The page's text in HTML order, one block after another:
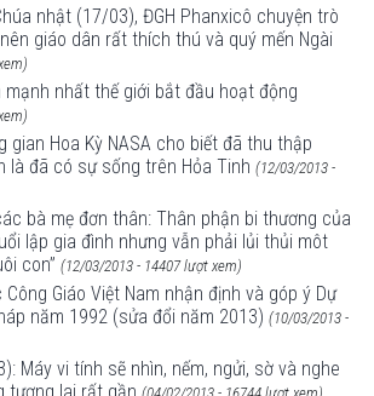
nhật (17/03), ĐGH Phanxicô chuyện trò
giáo dân rất thích thú và quý mến Ngài
mạnh nhất thế giới bắt đầu hoạt động
gian Hoa Kỳ NASA cho biết đã thu thập
là đã có sự sống trên Hỏa Tinh (12/03/2013 -
bà mẹ đơn thân: Thân phận bi thương của
lập gia đình nhưng vẫn phải lủi thủi môt
con” (12/03/2013 - 14407 lượt xem)
Giáo Việt Nam nhận định và góp ý Dự
năm 1992 (sửa đổi năm 2013) (10/03/2013 -
Máy vi tính sẽ nhìn, nếm, ngửi, sờ và nghe